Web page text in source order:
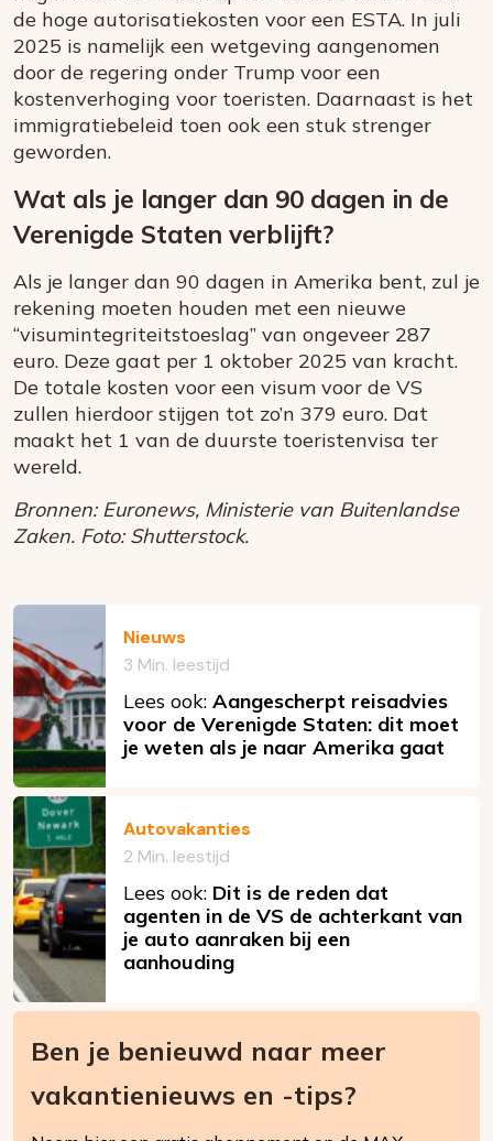
de hoge autorisatiekosten voor een ESTA. In juli
2025 is namelijk een wetgeving aangenomen
door de regering onder Trump voor een
kostenverhoging voor toeristen. Daarnaast is het
immigratiebeleid toen ook een stuk strenger
geworden.
Wat als je langer dan 90 dagen in de
Verenigde Staten verblijft?
Als je langer dan 90 dagen in Amerika bent, zul je
rekening moeten houden met een nieuwe
“visumintegriteitstoeslag” van ongeveer 287
euro. Deze gaat per 1 oktober 2025 van kracht.
De totale kosten voor een visum voor de VS
zullen hierdoor stijgen tot zo’n 379 euro. Dat
maakt het 1 van de duurste toeristenvisa ter
wereld.
Bronnen: Euronews, Ministerie van Buitenlandse
Zaken. Foto: Shutterstock.
Nieuws
3 Min. leestijd
Lees ook: Aangescherpt reisadvies
voor de Verenigde Staten: dit moet
je weten als je naar Amerika gaat
Autovakanties
2 Min. leestijd
Lees ook: Dit is de reden dat
agenten in de VS de achterkant van
je auto aanraken bij een
aanhouding
Ben je benieuwd naar meer
vakantienieuws en -tips?